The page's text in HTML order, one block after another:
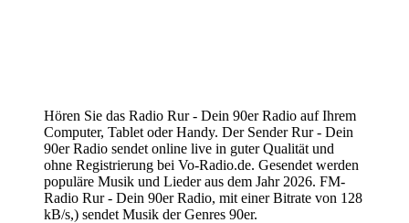
Hören Sie das Radio Rur - Dein 90er Radio auf Ihrem
Computer, Tablet oder Handy. Der Sender Rur - Dein
90er Radio sendet online live in guter Qualität und
ohne Registrierung bei Vo-Radio.de. Gesendet werden
populäre Musik und Lieder aus dem Jahr 2026. FM-
Radio Rur - Dein 90er Radio, mit einer Bitrate von 128
kB/s,) sendet Musik der Genres 90er.